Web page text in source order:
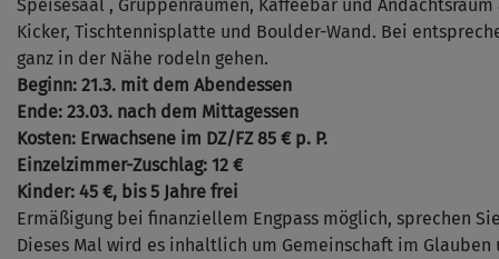
Speisesaal , Gruppenräumen, Kaffeebar und
Kicker, Tischtennisplatte und Boulder-Wand. Bei
ganz in der Nähe rodeln gehen.
Beginn: 21.3. mit dem Abendessen
Ende: 23.03. nach dem Mittagessen
Kosten: Erwachsene im DZ/FZ 85 € p. P.
Einzelzimmer-Zuschlag: 12 €
Kinder: 45 €, bis 5 Jahre frei
Ermäßigung bei finanziellem Engpass möglich, sprechen
Dieses Mal wird es inhaltlich um Gemeinschaft im Glauben